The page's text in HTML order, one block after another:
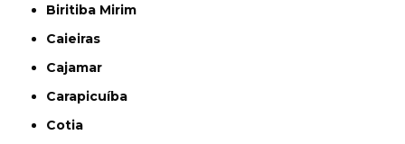
Biritiba Mirim
Caieiras
Cajamar
Carapicuíba
Cotia